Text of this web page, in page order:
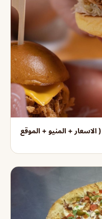
+ المنيو + الموقع